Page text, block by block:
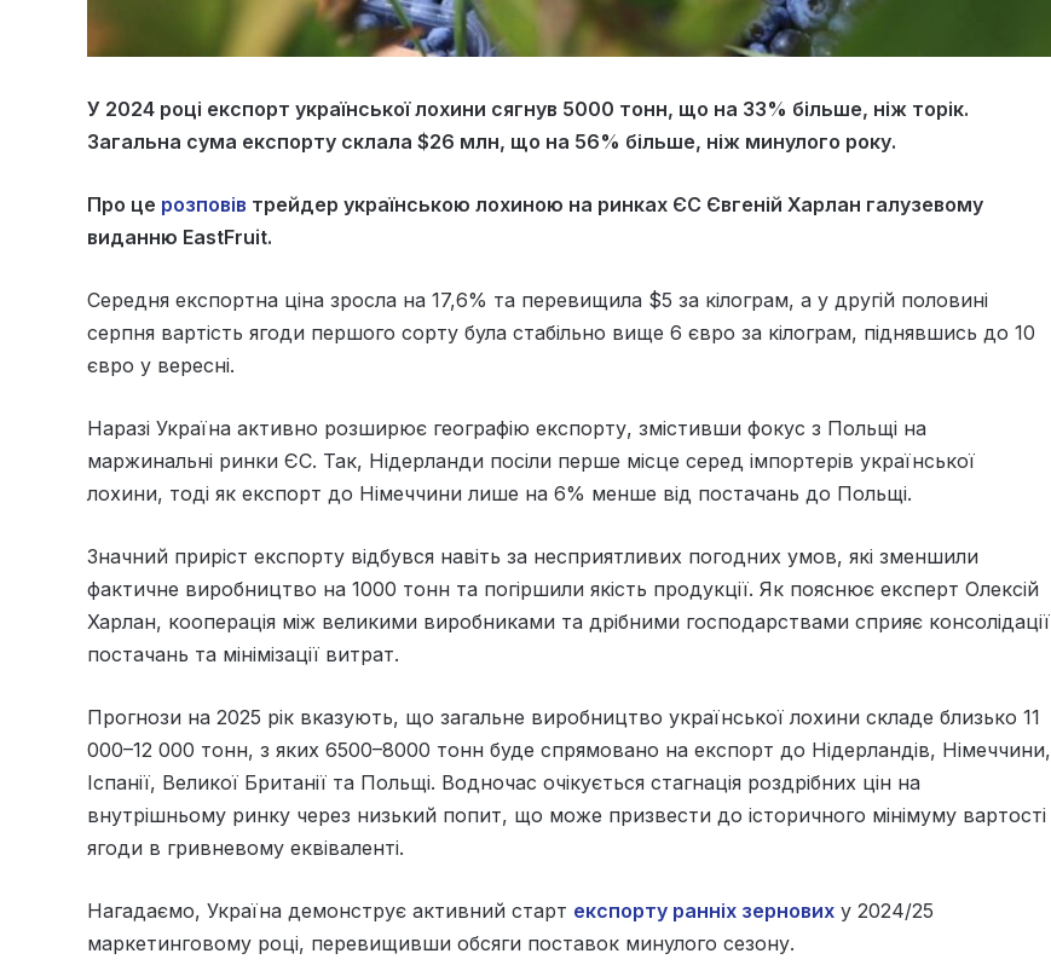
У 2024 році експорт української лохини сягнув 5000 тонн, що на 33% більше, ніж торік.
Загальна сума експорту склала $26 млн, що на 56% більше, ніж минулого року.
Про це розповів трейдер українською лохиною на ринках ЄС Євгеній Харлан галузевому
виданню EastFruit.
Середня експортна ціна зросла на 17,6% та перевищила $5 за кілограм, а у другій половині
серпня вартість ягоди першого сорту була стабільно вище 6 євро за кілограм, піднявшись до 10
євро у вересні.
Наразі Україна активно розширює географію експорту, змістивши фокус з Польщі на
маржинальні ринки ЄС. Так, Нідерланди посіли перше місце серед імпортерів української
лохини, тоді як експорт до Німеччини лише на 6% менше від постачань до Польщі.
Значний приріст експорту відбувся навіть за несприятливих погодних умов, які зменшили
фактичне виробництво на 1000 тонн та погіршили якість продукції. Як пояснює експерт Олексій
Харлан, кооперація між великими виробниками та дрібними господарствами сприяє консолідації
постачань та мінімізації витрат.
Прогнози на 2025 рік вказують, що загальне виробництво української лохини складе близько 11
000–12 000 тонн, з яких 6500–8000 тонн буде спрямовано на експорт до Нідерландів, Німеччини,
Іспанії, Великої Британії та Польщі. Водночас очікується стагнація роздрібних цін на
внутрішньому ринку через низький попит, що може призвести до історичного мінімуму вартості
ягоди в гривневому еквіваленті.
Нагадаємо, Україна демонструє активний старт експорту ранніх зернових у 2024/25
маркетинговому році, перевищивши обсяги поставок минулого сезону.